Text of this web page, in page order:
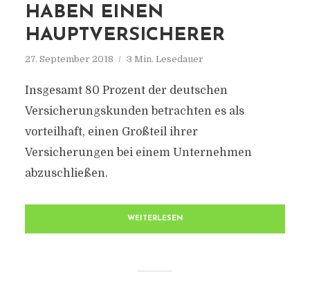
HABEN EINEN
HAUPTVERSICHERER
27. September 2018 3 Min. Lesedauer
Insgesamt 80 Prozent der deutschen
Versicherungskunden betrachten es als
vorteilhaft, einen Großteil ihrer
Versicherungen bei einem Unternehmen
abzuschließen.
WEITERLESEN